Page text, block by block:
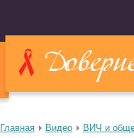
Главная Видео ВИЧ и